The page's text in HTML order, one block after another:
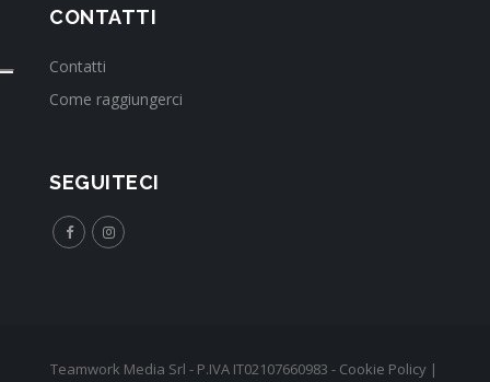
CONTATTI
Contatti
Come raggiungerci
SEGUITECI
Teamwork Media Srl - P.IVA IT02107660983 - Cookie Policy|